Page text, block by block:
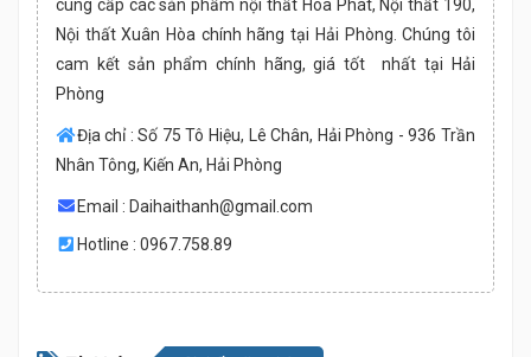
cung cấp các sản phẩm nội thất Hòa Phát, Nội thất 190,
Nội thất Xuân Hòa chính hãng tại Hải Phòng. Chúng tôi
cam kết sản phẩm chính hãng, giá tốt nhất tại Hải
Phòng
Địa chỉ : Số 75 Tô Hiệu, Lê Chân, Hải Phòng - 936 Trần
Nhân Tông, Kiến An, Hải Phòng
Email : Daihaithanh@gmail.com
Hotline : 0967.758.89